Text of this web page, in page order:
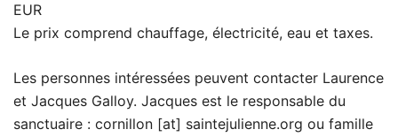
EUR
Le prix comprend chauffage, électricité, eau et taxes.
Les personnes intéressées peuvent contacter Laurence
et Jacques Galloy. Jacques est le responsable du
sanctuaire : cornillon [at] saintejulienne.org ou famille